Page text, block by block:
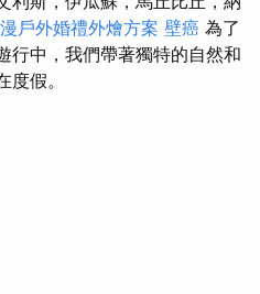
戶外婚禮外燴方案 壁癌 為了
行中，我們帶著獨特的自然和
假。